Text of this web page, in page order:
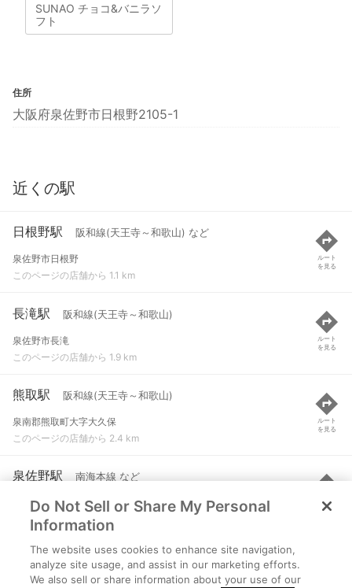
SUNAO チョコ&バニラソ
フト
住所
大阪府泉佐野市日根野2105-1
近くの駅
日根野駅 阪和線(天王寺～和歌山) など
泉佐野市日根野
このページの店舗から 1.1 km
ルート
を見る
長滝駅 阪和線(天王寺～和歌山)
泉佐野市長滝
このページの店舗から 1.9 km
ルート
を見る
熊取駅 阪和線(天王寺～和歌山)
泉南郡熊取町大字大久保
このページの店舗から 2.4 km
ルート
を見る
泉佐野駅 南海本線 など
泉佐野市上町３-１１-４１
このページの店舗から 3.7 km
ルート
を見る
東佐野駅 阪和線(天王寺～和歌山)
泉佐野市泉ケ丘
Do Not Sell or Share My Personal
Information
The website uses cookies to enhance site navigation,
analyze site usage, and assist in our marketing efforts.
We also sell or share information about your use of our